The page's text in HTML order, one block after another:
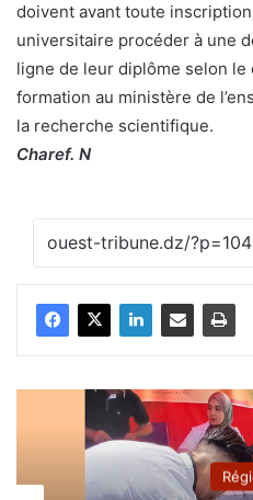
doivent avant toute
universitaire procéder à une
ligne de leur diplôme selon
formation au ministère de
la recherche scientifique.
Charef. N